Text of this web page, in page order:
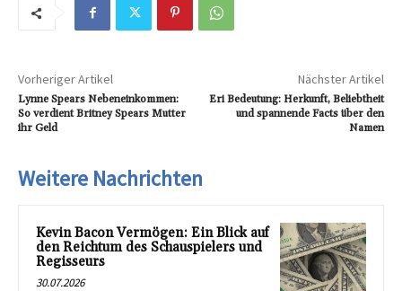
Vorheriger Artikel
Lynne Spears Nebeneinkommen:
So verdient Britney Spears Mutter
ihr Geld
Nächster Artikel
Eri Bedeutung: Herkunft, Beliebtheit
und spannende Facts über den
Namen
Weitere Nachrichten
Kevin Bacon Vermögen: Ein Blick auf
den Reichtum des Schauspielers und
Regisseurs
30.07.2026